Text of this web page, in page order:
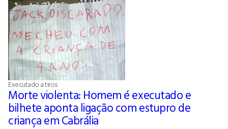
Executado a tiros
Morte violenta: Homem é executado e
bilhete aponta ligação com estupro de
criança em Cabrália